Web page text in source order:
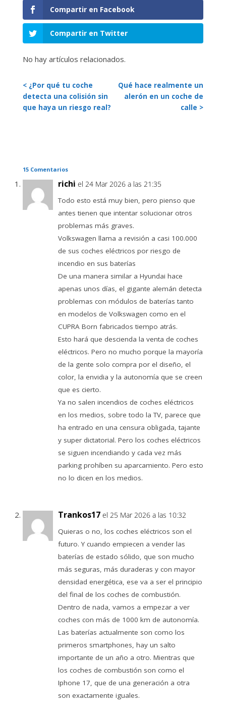
Compartir en Facebook
Compartir en Twitter
No hay artículos relacionados.
< ¿Por qué tu coche
detecta una colisión sin
que haya un riesgo real?
Qué hace realmente un
alerón en un coche de
calle >
15 Comentarios
richi el 24 Mar 2026 a las 21:35
Todo esto está muy bien, pero pienso que
antes tienen que intentar solucionar otros
problemas más graves.
Volkswagen llama a revisión a casi 100.000
de sus coches eléctricos por riesgo de
incendio en sus baterías
De una manera similar a Hyundai hace
apenas unos días, el gigante alemán detecta
problemas con módulos de baterías tanto
en modelos de Volkswagen como en el
CUPRA Born fabricados tiempo atrás.
Esto hará que descienda la venta de coches
eléctricos. Pero no mucho porque la mayoría
de la gente solo compra por el diseño, el
color, la envidia y la autonomía que se creen
que es cierto.
Ya no salen incendios de coches eléctricos
en los medios, sobre todo la TV, parece que
ha entrado en una censura obligada, tajante
y super dictatorial. Pero los coches eléctricos
se siguen incendiando y cada vez más
parking prohíben su aparcamiento. Pero esto
no lo dicen en los medios.
Trankos17 el 25 Mar 2026 a las 10:32
Quieras o no, los coches eléctricos son el
futuro. Y cuando empiecen a vender las
baterías de estado sólido, que son mucho
más seguras, más duraderas y con mayor
densidad energética, ese va a ser el principio
del final de los coches de combustión.
Dentro de nada, vamos a empezar a ver
coches con más de 1000 km de autonomía.
Las baterías actualmente son como los
primeros smartphones, hay un salto
importante de un año a otro. Mientras que
los coches de combustión son como el
Iphone 17, que de una generación a otra
son exactamente iguales.